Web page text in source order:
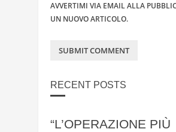
AVVERTIMI VIA EMAIL ALLA
UN NUOVO ARTICOLO.
RECENT POSTS
“L’OPERAZIONE PIÙ